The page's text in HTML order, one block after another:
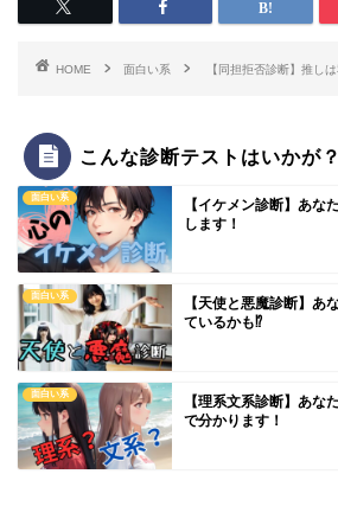
HOME 面白い系 【同担拒否診断】推し
こんな診断テストはいかが？
面白い系
【イケメン診断】あな
します！
面白い系
【天使と悪魔診断】あ
ているかも⁉
面白い系
【理系文系診断】あな
で分かります！